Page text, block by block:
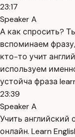
23:17
Speaker A
А как спросить?
вспоминаем
кто-то учит
используем
устойча фраза
23:39
Speaker A
Учить английский
онлайн. Learn